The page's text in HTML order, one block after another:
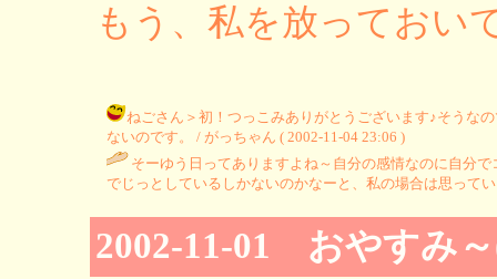
もう、私を放っておい
ねごさん＞初！つっこみありがとうございます♪そうな
ないのです。 / がっちゃん ( 2002-11-04 23:06 )
そーゆう日ってありますよね～自分の感情なのに自分
でじっとしているしかないのかなーと、私の場合は思って
2002-11-01 おやすみ